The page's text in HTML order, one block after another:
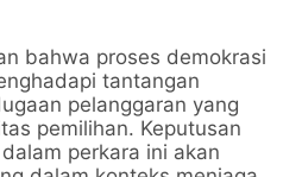
bahwa proses demokrasi
tantangan
pelanggaran yang
pemilihan. Keputusan
perkara ini akan